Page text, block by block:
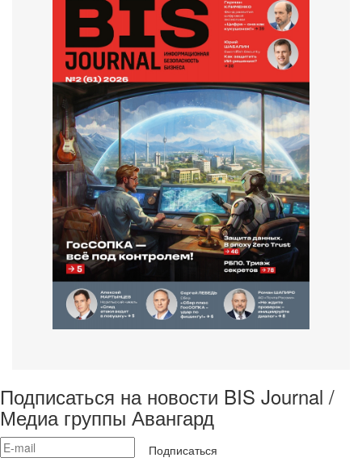
Подписаться на новости BIS Journal /
Медиа группы Авангард
Подписаться